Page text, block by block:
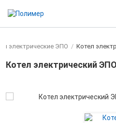
электрические ЭПО / Котел
Котел электрический